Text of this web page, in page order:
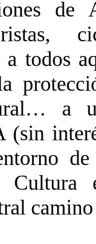
de
a todos
a